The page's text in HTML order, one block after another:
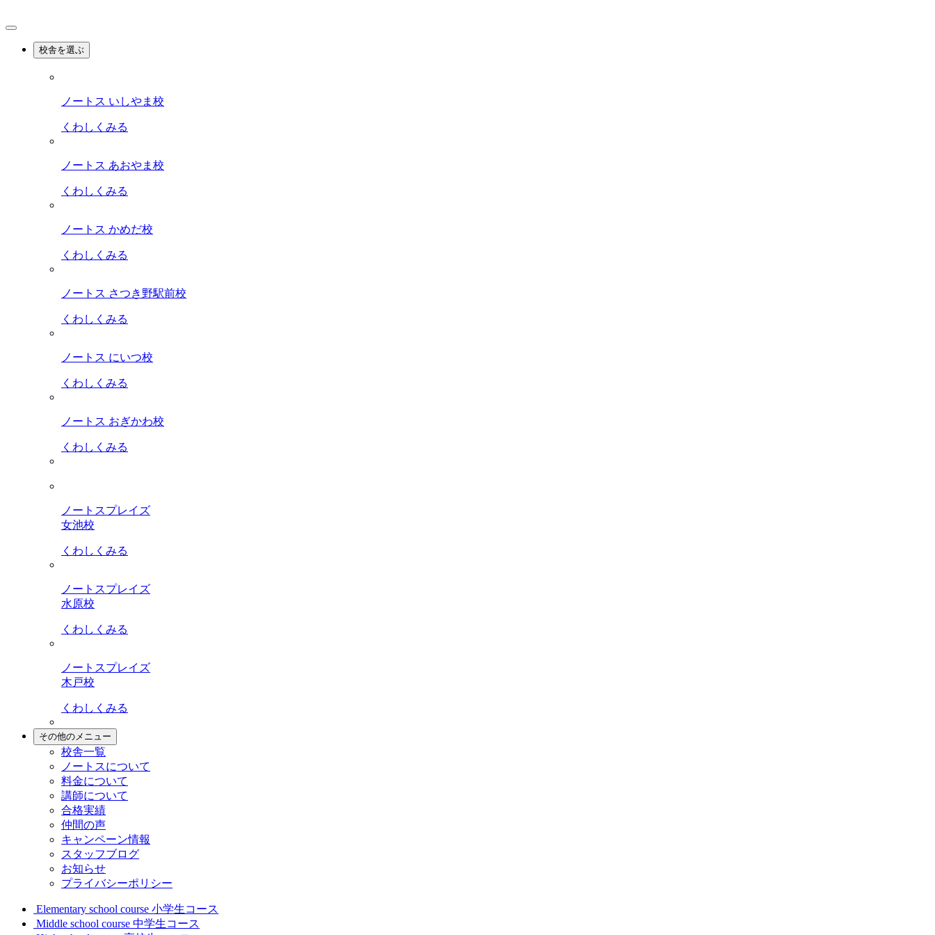
校舎を選ぶ
ノートス いしやま校
くわしくみる
ノートス あおやま校
くわしくみる
ノートス かめだ校
くわしくみる
ノートス さつき野駅前校
くわしくみる
ノートス にいつ校
くわしくみる
ノートス おぎかわ校
くわしくみる
ノートスプレイズ
女池校
くわしくみる
ノートスプレイズ
水原校
くわしくみる
ノートスプレイズ
木戸校
くわしくみる
その他のメニュー
校舎一覧
ノートスについて
料金について
講師について
合格実績
仲間の声
キャンペーン情報
スタッフブログ
お知らせ
プライバシーポリシー
Elementary school course 小学生コース
Middle school course 中学生コース